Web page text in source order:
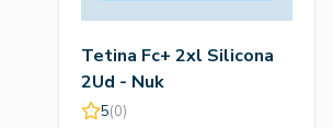
Tetina Fc+ 2xl Silicona
2Ud - Nuk
5(0)